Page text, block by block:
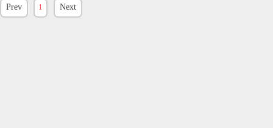
Prev 1 Next